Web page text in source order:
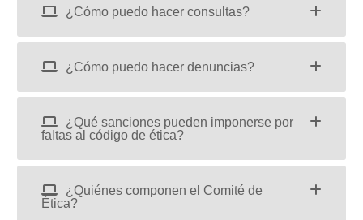
¿Cómo puedo hacer consultas?
¿Cómo puedo hacer denuncias?
¿Qué sanciones pueden imponerse por
faltas al código de ética?
¿Quiénes componen el Comité de
Ética?